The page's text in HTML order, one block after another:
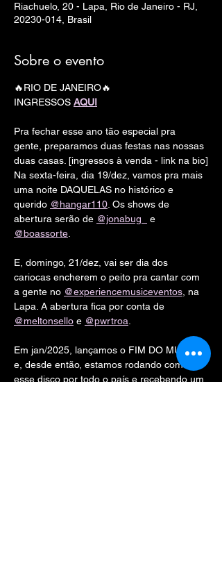
Riachuelo, 20 - Lapa, Rio de Janeiro - RJ,
20230-014, Brasil
Sobre o evento
🔥RIO DE JANEIRO🔥
INGRESSOS AQUI
Pra fechar esse ano tão especial pra
gente, preparamos duas festas nas nossas
duas casas. [ingressos à venda - link na bio]
Na sexta-feira, dia 19/dez, vamos pra mais
uma noite DAQUELAS no histórico e
querido @hangar110 . Os shows de
abertura serão de @jonabug_
e
@boassorte
E, domingo, 21/dez, vai ser dia dos
cariocas encherem o peito pra cantar com
a gente no @experiencemusiceventos , na
Lapa. A abertura fica por conta de
@meltonsello e @pwrtroa
Em jan/2025, lançamos o FIM DO MUNDO
e, desde então, estamos rodando com
esse disco por todo o país e recebendo um